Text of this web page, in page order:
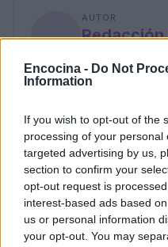
Encocina - Do Not
Information
If you wish to opt-out of the
processing of your
targeted advertising by us,
section to confirm your
opt-out request is
interest-based ads based
us or personal information
your opt-out. You may
AUTOR
Redacción